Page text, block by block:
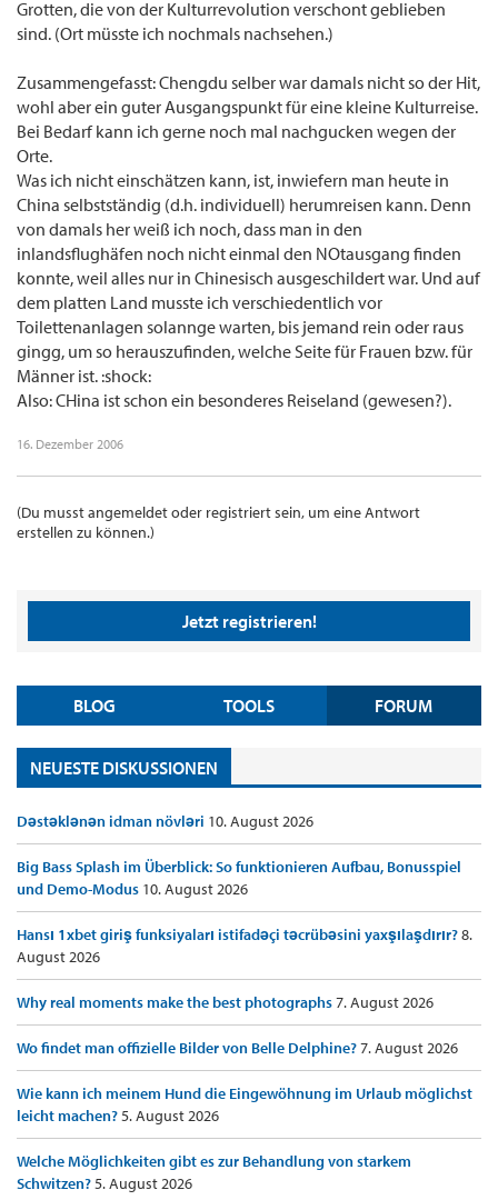
Grotten, die von der Kulturrevolution verschont geblieben
sind. (Ort müsste ich nochmals nachsehen.)
Zusammengefasst: Chengdu selber war damals nicht so der Hit,
wohl aber ein guter Ausgangspunkt für eine kleine Kulturreise.
Bei Bedarf kann ich gerne noch mal nachgucken wegen der
Orte.
Was ich nicht einschätzen kann, ist, inwiefern man heute in
China selbstständig (d.h. individuell) herumreisen kann. Denn
von damals her weiß ich noch, dass man in den
inlandsflughäfen noch nicht einmal den NOtausgang finden
konnte, weil alles nur in Chinesisch ausgeschildert war. Und auf
dem platten Land musste ich verschiedentlich vor
Toilettenanlagen solannge warten, bis jemand rein oder raus
gingg, um so herauszufinden, welche Seite für Frauen bzw. für
Männer ist. :shock:
Also: CHina ist schon ein besonderes Reiseland (gewesen?).
16. Dezember 2006
(Du musst angemeldet oder registriert sein, um eine Antwort
erstellen zu können.)
Jetzt registrieren!
BLOG TOOLS FORUM
NEUESTE DISKUSSIONEN
Dəstəklənən idman növləri 10. August 2026
Big Bass Splash im Überblick: So funktionieren Aufbau, Bonusspiel
und Demo-Modus 10. August 2026
Hansı 1xbet giriş funksiyaları istifadəçi təcrübəsini yaxşılaşdırır?8.
August 2026
Why real moments make the best photographs7. August 2026
Wo findet man offizielle Bilder von Belle Delphine?7. August 2026
Wie kann ich meinem Hund die Eingewöhnung im Urlaub möglichst
leicht machen?5. August 2026
Welche Möglichkeiten gibt es zur Behandlung von starkem
Schwitzen?5. August 2026